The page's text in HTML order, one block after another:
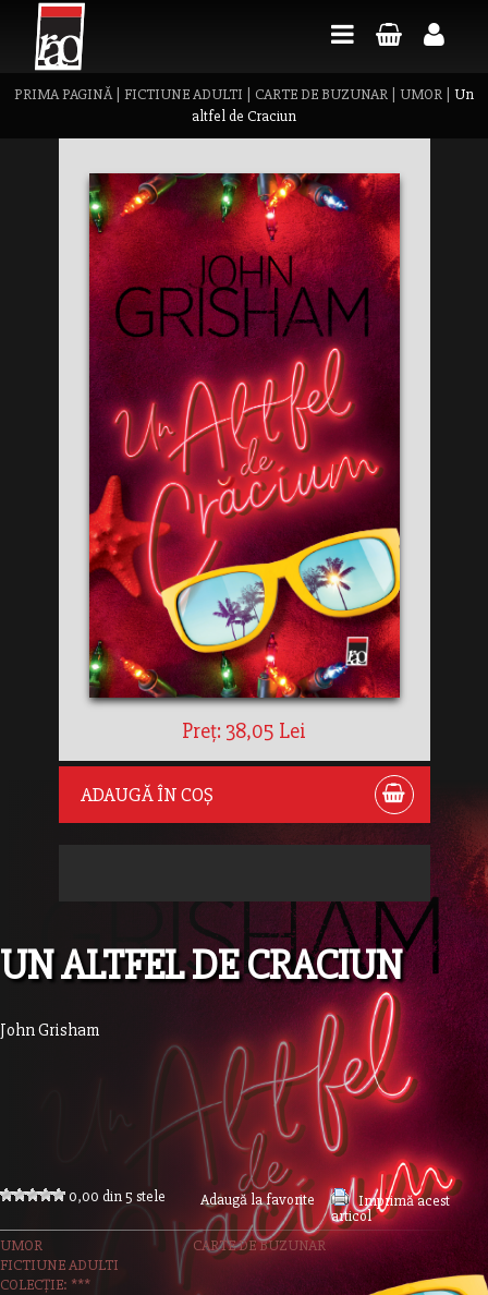
PRIMA PAGINĂ| FICTIUNE ADULTI CARTE DE BUZUNAR UMOR
Un
altfel de Craciun
Preț: 38,05 Lei
ADAUGĂ ÎN COȘ
UN ALTFEL DE CRACIUN
John Grisham
0,00 din 5 stele Adaugă la favorite
Imprimă acest
articol
UMOR
CARTE DE BUZUNAR
FICTIUNE ADULTI
COLECȚIE: ***